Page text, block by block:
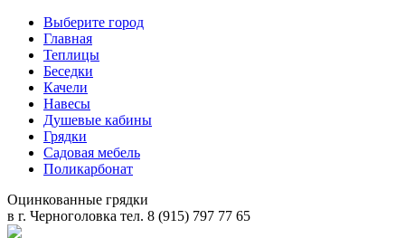
Выберите город
Главная
Теплицы
Беседки
Качели
Навесы
Душевые кабины
Грядки
Садовая мебель
Поликарбонат
Оцинкованные грядки
в г. Черноголовка тел. 8 (915) 797 77 65